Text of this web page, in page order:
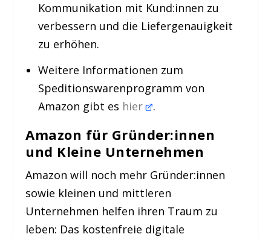
Kommunikation mit Kund:innen zu
verbessern und die Liefergenauigkeit
zu erhöhen.
Weitere Informationen zum
Speditionswarenprogramm von
Amazon gibt es hier .
Amazon für Gründer:innen
und Kleine Unternehmen
Amazon will noch mehr Gründer:innen
sowie kleinen und mittleren
Unternehmen helfen ihren Traum zu
leben: Das kostenfreie digitale